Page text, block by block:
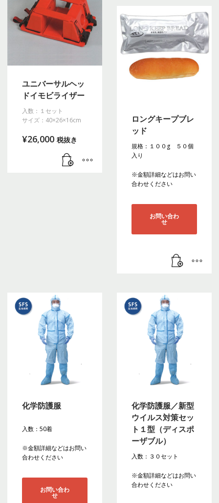
ユニバーサルヘッ
ドイモビライザー
入数：１セット
サイズ：40×26×16cm
¥26,000 税抜き
ロングキープブレ
ッド
規格：１００g ５０個
入り
※金額詳細などはお問い
合わせください
お問い合わ
せ
化学防護服
入数：50着
※金額詳細などはお問い
合わせください
お問い合わ
せ
化学防護服／新型
ウイルス対策セッ
ト１型（ディスポ
ーザブル）
入数：３０セット
※金額詳細などはお問い
合わせください